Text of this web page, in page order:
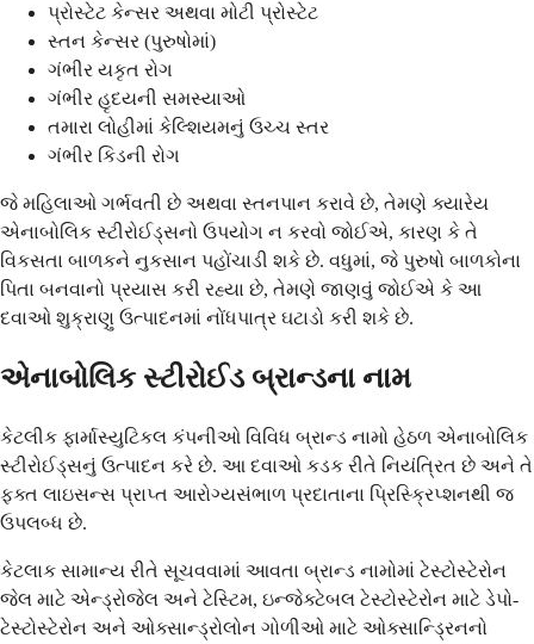
પ્રોસ્ટેટ કેન્સર અથવા મોટી પ્રોસ્ટેટ
સ્તન કેન્સર (પુરુષોમાં)
ગંભીર યકૃત રોગ
ગંભીર હૃદયની સમસ્યાઓ
તમારા લોહીમાં કેલ્શિયમનું ઉચ્ચ સ્તર
ગંભીર કિડની રોગ
જે મહિલાઓ ગર્ભવતી છે અથવા સ્તનપાન કરાવે છે, તેમણે ક્યારેય
એનાબોલિક સ્ટીરોઈડ્સનો ઉપયોગ ન કરવો જોઈએ, કારણ કે તે
વિકસતા બાળકને નુકસાન પહોંચાડી શકે છે. વધુમાં, જે પુરુષો બાળકોના
પિતા બનવાનો પ્રયાસ કરી રહ્યા છે, તેમણે જાણવું જોઈએ કે આ
દવાઓ શુક્રાણુ ઉત્પાદનમાં નોંધપાત્ર ઘટાડો કરી શકે છે.
એનાબોલિક સ્ટીરોઈડ બ્રાન્ડના નામ
કેટલીક ફાર્માસ્યુટિકલ કંપનીઓ વિવિધ બ્રાન્ડ નામો હેઠળ એનાબોલિક
સ્ટીરોઈડ્સનું ઉત્પાદન કરે છે. આ દવાઓ કડક રીતે નિયંત્રિત છે અને તે
ફક્ત લાઇસન્સ પ્રાપ્ત આરોગ્યસંભાળ પ્રદાતાના પ્રિસ્ક્રિપ્શનથી જ
ઉપલબ્ધ છે.
કેટલાક સામાન્ય રીતે સૂચવવામાં આવતા બ્રાન્ડ નામોમાં ટેસ્ટોસ્ટેરોન
જેલ માટે એન્ડ્રોજેલ અને ટેસ્ટિમ, ઇન્જેક્ટેબલ ટેસ્ટોસ્ટેરોન માટે ડેપો-
ટેસ્ટોસ્ટેરોન અને ઓક્સાન્ડ્રોલોન ગોળીઓ માટે ઓક્સાન્ડ્રિનનો